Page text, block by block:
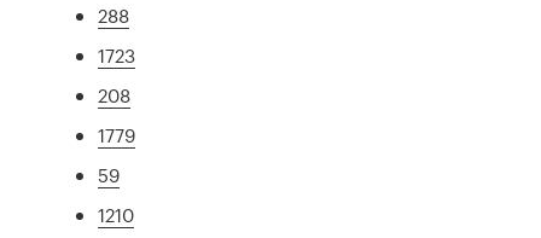
288
1723
208
1779
59
1210